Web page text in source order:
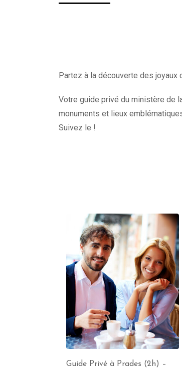
Partez à la découverte des joyaux
Votre guide privé du ministère de
monuments et lieux
Suivez le !
Guide Privé à Prades (2h) –